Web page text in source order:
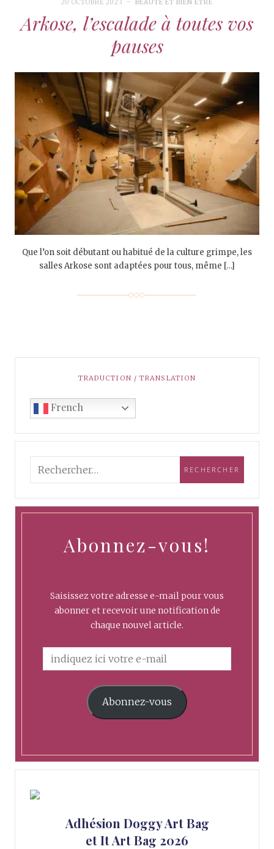
20 OCTOBRE 2023 BEAUTÉ ET BIEN ÊTRE
Arkose, l’escalade à toutes vos
pauses
Que l’on soit débutant ou habitué de la culture grimpe, les
salles Arkose sont adaptées pour tous, même […]
TRADUCTION / TRANSLATION
French
Abonnez-vous!
Saisissez votre adresse e-mail pour vous
abonner et recevoir une notification de
chaque nouvel article.
Abonnez-vous
Adhésion Doggy Art Bag
et It Art Bag 2026